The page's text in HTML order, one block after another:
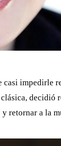
casi impedirle
decidió
retornar a la